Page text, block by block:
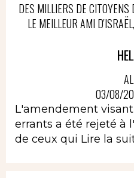
DES MILLIERS DE CITOYENS
LE MEILLEUR AMI
03/08/
L'amendement
errants a été rejeté à
de ceux qui Lire la